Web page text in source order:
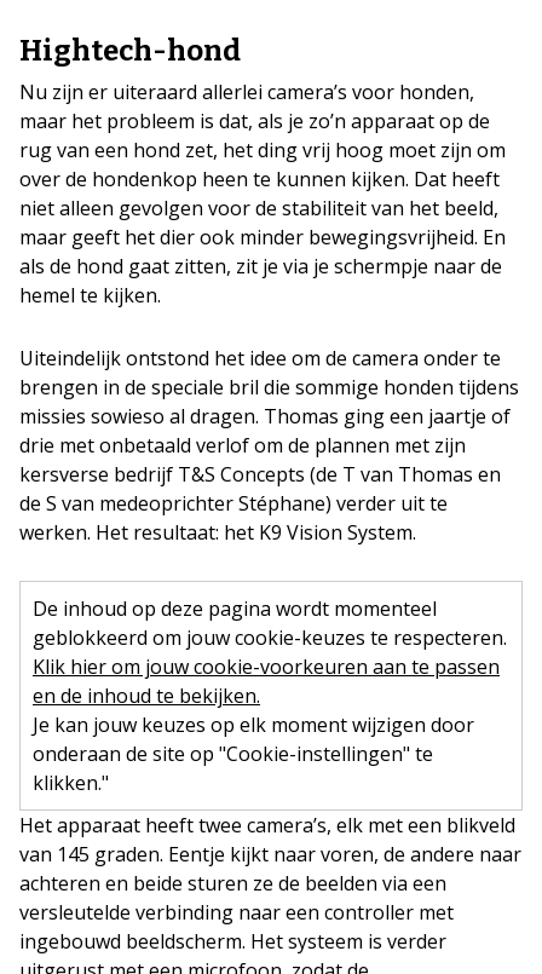
Hightech-hond
Nu zijn er uiteraard allerlei camera’s voor honden,
maar het probleem is dat, als je zo’n apparaat op de
rug van een hond zet, het ding vrij hoog moet zijn om
over de hondenkop heen te kunnen kijken. Dat heeft
niet alleen gevolgen voor de stabiliteit van het beeld,
maar geeft het dier ook minder bewegingsvrijheid. En
als de hond gaat zitten, zit je via je schermpje naar de
hemel te kijken.
Uiteindelijk ontstond het idee om de camera onder te
brengen in de speciale bril die sommige honden tijdens
missies sowieso al dragen. Thomas ging een jaartje of
drie met onbetaald verlof om de plannen met zijn
kersverse bedrijf T&S Concepts (de T van Thomas en
de S van medeoprichter Stéphane) verder uit te
werken. Het resultaat: het K9 Vision System.
De inhoud op deze pagina wordt momenteel
geblokkeerd om jouw cookie-keuzes te respecteren.
Klik hier om jouw cookie-voorkeuren aan te passen
en de inhoud te bekijken.
Je kan jouw keuzes op elk moment wijzigen door
onderaan de site op "Cookie-instellingen" te
klikken."
Het apparaat heeft twee camera’s, elk met een blikveld
van 145 graden. Eentje kijkt naar voren, de andere naar
achteren en beide sturen ze de beelden via een
versleutelde verbinding naar een controller met
ingebouwd beeldscherm. Het systeem is verder